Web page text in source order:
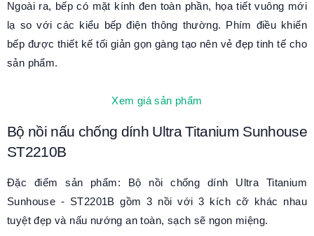
Ngoài ra, bếp có mặt kính đen toàn phần, họa tiết vuông mới
lạ so với các kiểu bếp điện thông thường. Phím điều khiển
bếp được thiết kế tối giản gọn gàng tạo nên vẻ đẹp tinh tế cho
sản phẩm.
Xem giá sản phẩm
Bộ nồi nấu chống dính Ultra Titanium Sunhouse
ST2210B
Đặc điểm sản phẩm: Bộ nồi chống dính Ultra Titanium
Sunhouse - ST2201B gồm 3 nồi với 3 kích cỡ khác nhau
tuyệt đẹp và nấu nướng an toàn, sạch sẽ ngon miệng.